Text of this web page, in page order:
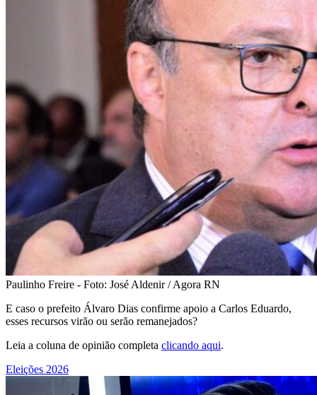
Paulinho Freire - Foto: José Aldenir / Agora RN
E caso o prefeito Álvaro Dias confirme apoio a Carlos Eduardo,
esses recursos virão ou serão remanejados?
Leia a coluna de opinião completa clicando aqui.
Eleições 2026